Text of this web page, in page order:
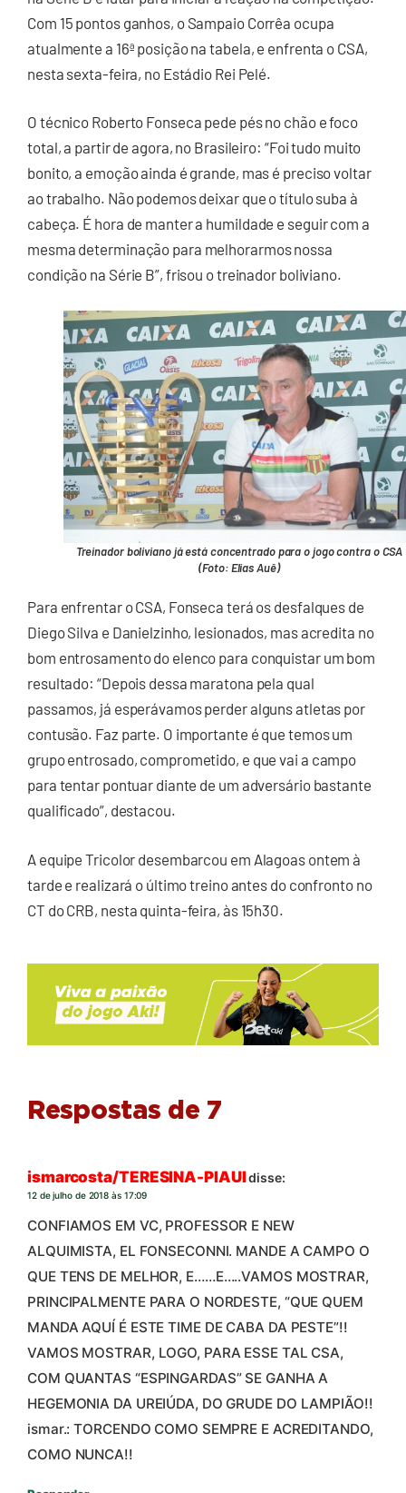
Com 15 pontos ganhos, o Sampaio Corrêa ocupa
atualmente a 16ª posição na tabela, e enfrenta o CSA,
nesta sexta-feira, no Estádio Rei Pelé.
O técnico Roberto Fonseca pede pés no chão e foco
total, a partir de agora, no Brasileiro: “Foi tudo muito
bonito, a emoção ainda é grande, mas é preciso voltar
ao trabalho. Não podemos deixar que o título suba à
cabeça. É hora de manter a humildade e seguir com a
mesma determinação para melhorarmos nossa
condição na Série B”, frisou o treinador boliviano.
Treinador boliviano já está concentrado para o jogo contra o CSA
(Foto: Elias Auê)
Para enfrentar o CSA, Fonseca terá os desfalques de
Diego Silva e Danielzinho, lesionados, mas acredita no
bom entrosamento do elenco para conquistar um bom
resultado: “Depois dessa maratona pela qual
passamos, já esperávamos perder alguns atletas por
contusão. Faz parte. O importante é que temos um
grupo entrosado, comprometido, e que vai a campo
para tentar pontuar diante de um adversário bastante
qualificado”, destacou.
A equipe Tricolor desembarcou em Alagoas ontem à
tarde e realizará o último treino antes do confronto no
CT do CRB, nesta quinta-feira, às 15h30.
Respostas de 7
ismarcosta/TERESINA-PIAUIdisse:
12 de julho de 2018 às 17:09
CONFIAMOS EM VC, PROFESSOR E NEW
ALQUIMISTA, EL FONSECONNI. MANDE A CAMPO O
QUE TENS DE MELHOR, E……E…..VAMOS MOSTRAR,
PRINCIPALMENTE PARA O NORDESTE, “QUE QUEM
MANDA AQUÍ É ESTE TIME DE CABA DA PESTE”!!
VAMOS MOSTRAR, LOGO, PARA ESSE TAL CSA,
COM QUANTAS “ESPINGARDAS” SE GANHA A
HEGEMONIA DA UREIÚDA, DO GRUDE DO LAMPIÃO!!
ismar.: TORCENDO COMO SEMPRE E ACREDITANDO,
COMO NUNCA!!